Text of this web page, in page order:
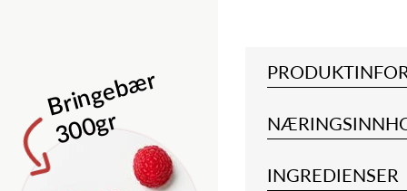
B
ri
n
g
e
b
æ
r
3
0
0
g
r
Isbergsalat
INGREDIENSER